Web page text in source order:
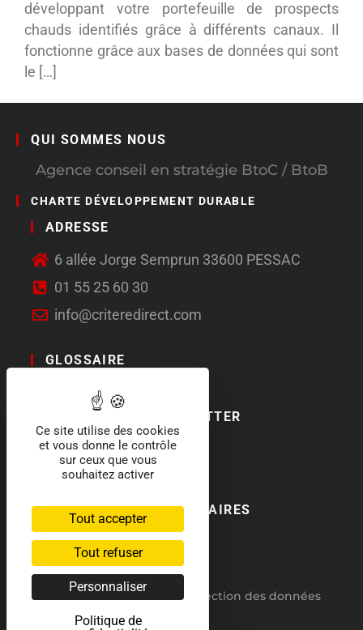
développant votre portefeuille de prospects
chauds identifiés grâce à différents canaux. Il
fonctionne grâce aux bases de données qui sont
le […]
QUI SOMMES NOUS
Agence conseil en stratégie BtoC / BtoB
CHARTE DÉVELOPPEMENT DURABLE
ADRESSE
6 allée Jorge Semprun 33600 PESSAC
01 55 25 60 30
info@criteredirect.com
GLOSSAIRE
LE BLOG
ABONNEMENT NEWSLETTER
SOCIAL MEDIA
NOS LABELS ET PARTENAIRES
RGPD : politique de protection des données
Ce site utilise des cookies
et vous donne le contrôle
sur ceux que vous
souhaitez activer
Tout accepter
Tout refuser
Personnaliser
Politique de